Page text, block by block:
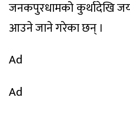
जनकपुरधामको कुर्थादेखि
आउने जाने गरेका छन् ।
Ad
Ad